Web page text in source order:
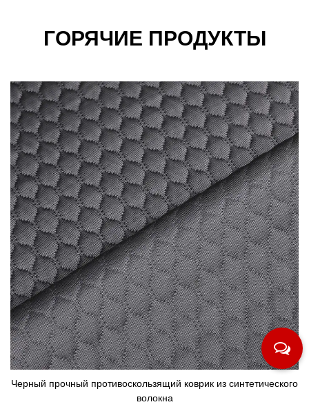
ГОРЯЧИЕ ПРОДУКТЫ
Черный прочный противоскользящий коврик из синтетического
волокна